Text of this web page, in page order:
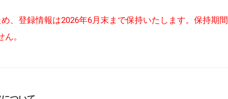
、登録情報は2026年6月末まで保持いたします。保持期間
。